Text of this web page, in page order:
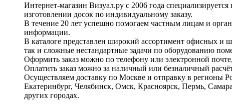
Интернет-магазин Визуал.ру с 2006 года
изготовлении досок по индивидуальному заказу.
В течение 20 лет успешно помогаем частным лицам и
информации.
В каталоге представлен широкий ассортимент офисных
так и сложные нестандартные задачи по оборудованию
Оформить заказ можно по телефону или электронной
Оплатить заказ можно за наличный или безналичный
Осуществляем доставку по Москве и отправку в регионы
Екатеринбург, Челябинск, Омск, Красноярск, Пермь,
других городах.